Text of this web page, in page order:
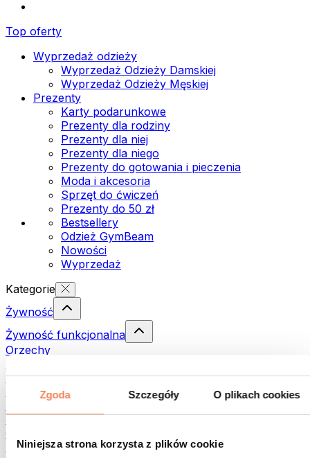
Zgoda Szczegóły O plikach cookies
Niniejsza strona korzysta z plików cookie
Top oferty
Wyprzedaż odzieży
Wyprzedaż Odzieży Damskiej
Wyprzedaż Odzieży Męskiej
Prezenty
Karty podarunkowe
Prezenty dla rodziny
Prezenty dla niej
Prezenty dla niego
Prezenty do gotowania i pieczenia
Moda i akcesoria
Sprzęt do ćwiczeń
Prezenty do 50 zł
Bestsellery
Odzież GymBeam
Nowości
Wyprzedaż
Kategorie
Żywność
Żywność funkcjonalna
Orzechy
Pasty i kremy do smarowania
Jajka
Chleb i pieczywo
Mięso